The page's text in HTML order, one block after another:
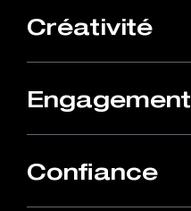
Créativité
Engagement
Confiance